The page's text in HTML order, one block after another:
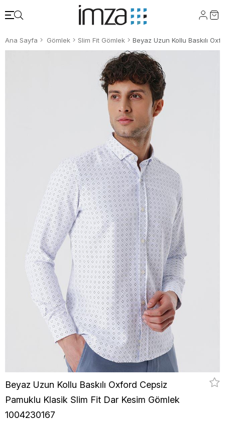
Ana Sayfa Gömlek Slim Fit Gömlek
Beyaz Uzun Kollu Baskılı Oxford Cepsiz
Pamuklu Klasik Slim Fit Dar Kesim Gömlek
1004230167